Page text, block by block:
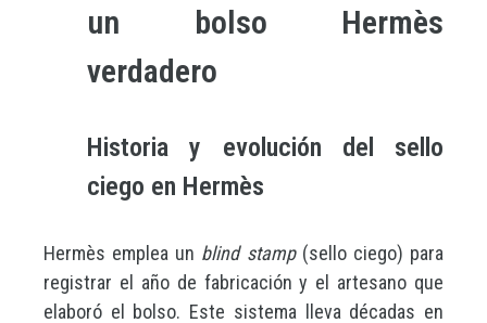
un bolso Hermès
verdadero
Historia y evolución del sello
ciego en Hermès
Hermès emplea un blind stamp(sello ciego) para
registrar el año de fabricación y el artesano que
elaboró el bolso. Este sistema lleva décadas en